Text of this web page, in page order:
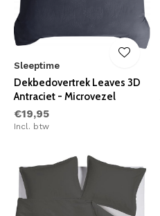
Sleeptime
Dekbedovertrek Leaves 3D
Antraciet - Microvezel
€19,95
Incl. btw